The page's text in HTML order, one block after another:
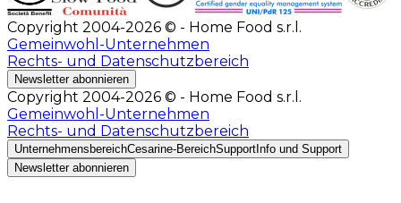
Copyright 2004-2026 © - Home Food s.r.l.
Gemeinwohl-Unternehmen
Rechts- und Datenschutzbereich
Newsletter abonnieren
Copyright 2004-2026 © - Home Food s.r.l.
Gemeinwohl-Unternehmen
Rechts- und Datenschutzbereich
UnternehmensbereichCesarine-BereichSupport Info und Support
Newsletter abonnieren